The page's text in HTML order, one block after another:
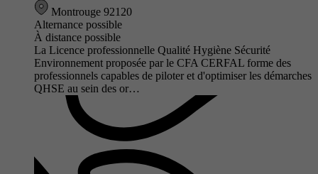
Montrouge 92120
Alternance possible
À distance possible
La Licence professionnelle Qualité Hygiène Sécurité
Environnement proposée par le CFA CERFAL forme des
professionnels capables de piloter et d'optimiser les démarches
QHSE au sein des or…